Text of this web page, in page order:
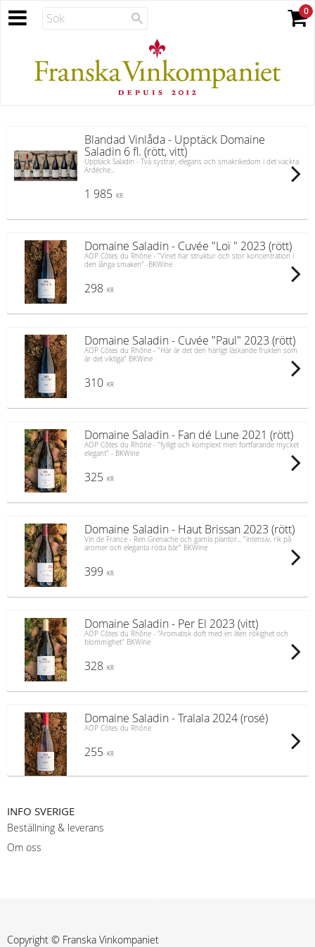
Blandad Vinlåda - Upptäck Domaine
Saladin 6 fl. (rött, vitt)
Upptäck Saladin - Två systrar, elegans och smakrikedom i det vackra
Ardèche...
1 985 KR
Domaine Saladin - Cuvée "Loï " 2023 (rött)
AOP Côtes du Rhône - "Vinet har struktur och stor koncentration i
den långa smaken" -BKWine
298 KR
Domaine Saladin - Cuvée "Paul" 2023 (rött)
AOP Côtes du Rhône - "Här är det den härligt läskande frukten som
är det viktiga" BKWine
310 KR
Domaine Saladin - Fan dé Lune 2021 (rött)
AOP Côtes du Rhône - "fylligt och komplext men fortfarande mycket
elegant" - BKWine
325 KR
Domaine Saladin - Haut Brissan 2023 (rött)
Vin de France - Ren Grenache och gamla plantor... "intensiv, rik på
aromer och eleganta röda bär" BKWine
399 KR
Domaine Saladin - Per El 2023 (vitt)
AOP Côtes du Rhône - "Aromatisk doft med en liten rökighet och
blommighet" BKWine
328 KR
Domaine Saladin - Tralala 2024 (rosé)
AOP Côtes du Rhône
255 KR
INFO SVERIGE
Beställning & leverans
Om oss
Copyright © Franska Vinkompaniet